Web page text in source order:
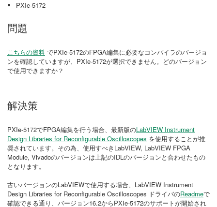
PXIe-5172
問題
こちらの資料 でPXIe-5172のFPGA編集に必要なコンパイラのバージョ
ンを確認していますが、PXIe-5172が選択できません。どのバージョン
で使用できますか？
解決策
PXIe-5172でFPGA編集を行う場合、最新版のLabVIEW Instrument
Design Libraries for Reconfigurable Oscilloscopes を使用することが推
奨されています。その為、使用すべきLabVIEW, LabVIEW FPGA
Module, Vivadoのバージョンは上記のIDLのバージョンと合わせたもの
となります。
古いバージョンのLabVIEWで使用する場合、LabVIEW Instrument
Design Libraries for Reconfigurable Oscilloscopes ドライバのReadmeで
確認できる通り、バージョン16.2からPXIe-5172のサポートが開始され